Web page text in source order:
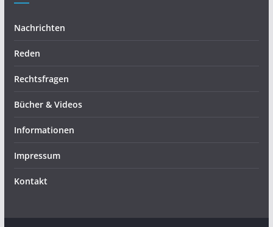
Nachrichten
Reden
Rechtsfragen
Bücher & Videos
Informationen
Impressum
Kontakt